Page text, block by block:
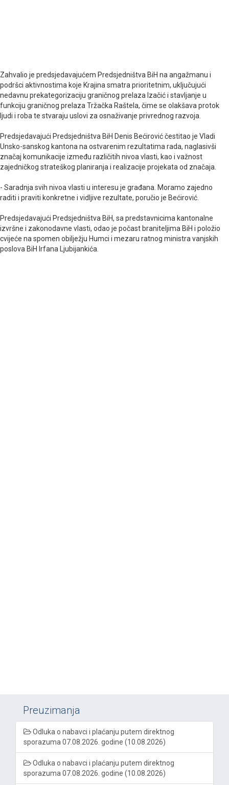
Zahvalio je predsjedavajućem Predsjedništva BiH na angažmanu i
podršci aktivnostima koje Krajina smatra prioritetnim, uključujući
nedavnu prekategorizaciju graničnog prelaza Izačić i stavljanje u
funkciju graničnog prelaza Tržačka Raštela, čime se olakšava protok
ljudi i roba te stvaraju uslovi za osnaživanje privrednog razvoja.
Predsjedavajući Predsjedništva BiH Denis Bećirović čestitao je Vladi
Unsko-sanskog kantona na ostvarenim rezultatima rada, naglasivši
značaj komunikacije između različitih nivoa vlasti, kao i važnost
zajedničkog strateškog planiranja i realizacije projekata od značaja.
- Saradnja svih nivoa vlasti u interesu je građana. Moramo zajedno
raditi i praviti konkretne i vidljive rezultate, poručio je Bećirović.
Predsjedavajući Predsjedništva BiH, sa predstavnicima kantonalne
izvršne i zakonodavne vlasti, odao je počast braniteljima BiH i položio
cvijeće na spomen obilježju Humci i mezaru ratnog ministra vanjskih
poslova BiH Irfana Ljubijankića.
Preuzimanja
Odluka o nabavci i plaćanju putem direktnog
sporazuma 07.08.2026. godine (10.08.2026)
Odluka o nabavci i plaćanju putem direktnog
sporazuma 07.08.2026. godine (10.08.2026)